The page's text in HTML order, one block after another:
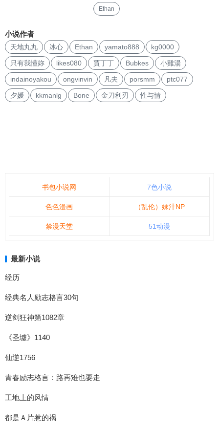
Ethan
小说作者
天地丸丸 冰心 Ethan yamato888 kg0000
只有我懂妳 likes080 賈丁丁 Bubkes 小雞湯
indainoyakou ongvinvin 凡夫 porsmm ptc077
夕媛 kkmanlg Bone 金刀利刃 性与情
书包小说网 7色小说
色色漫画 （乱伦）妹汁NP
禁漫天堂 51动漫
最新小说
经历
经典名人励志格言30句
逆剑狂神第1082章
《圣墟》1140
仙逆1756
青春励志格言：路再难也要走
工地上的风情
都是Ａ片惹的祸